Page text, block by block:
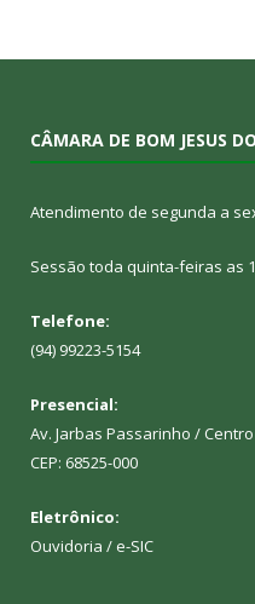
CÂMARA DE BOM JESUS
Atendimento de segunda a
Sessão toda quinta-feiras as
Telefone:
(94) 99223-5154
Presencial:
Av. Jarbas Passarinho / Centro
CEP: 68525-000
Eletrônico:
Ouvidoria / e-SIC